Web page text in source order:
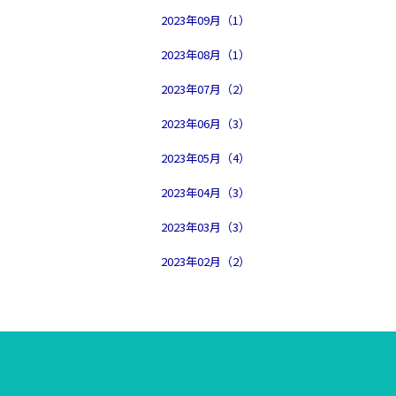
2023年09月（1）
2023年08月（1）
2023年07月（2）
2023年06月（3）
2023年05月（4）
2023年04月（3）
2023年03月（3）
2023年02月（2）